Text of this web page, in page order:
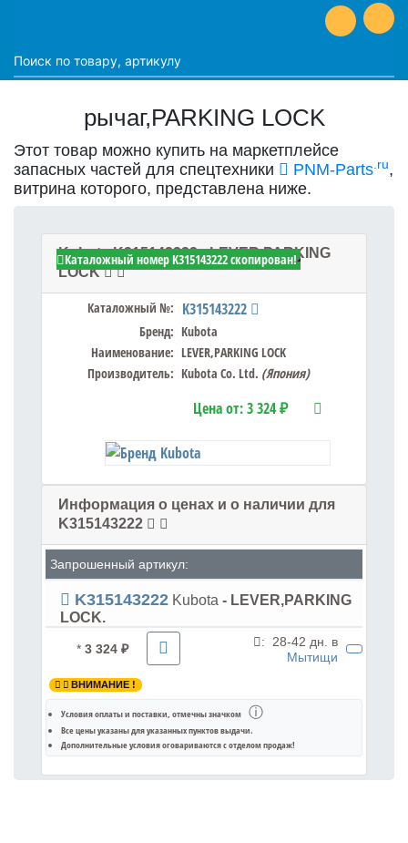
рычаг,PARKING LOCK
Этот товар можно купить на маркетплейсе
запасных частей для спецтехники
PNM-Parts.ru,
витрина которого, представлена ниже.
Kubota K315143222 - LEVER,PARKING
LOCK
Каталожный №: K315143222
Бренд: Kubota
Наименование: LEVER,PARKING LOCK
Производитель: Kubota Co. Ltd. (Япония)
Цена от:3 324 ₽
Каталожный номер K315143222 скопирован!
Информация о ценах и о наличии для
K315143222
Запрошенный артикул:
K315143222 Kubota - LEVER,PARKING
LOCK.
* 3 324 ₽ : 28-42 дн. в
Мытищи
ВНИМАНИЕ !
Условия оплаты и поставки, отмечны значком ⓘ
Все цены указаны дляуказанных пунктов выдачи.
Дополнительные условия оговариваются с отделом продаж!